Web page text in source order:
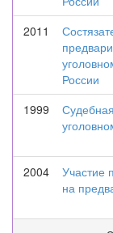
2011
России
1999
2004
Участие
на